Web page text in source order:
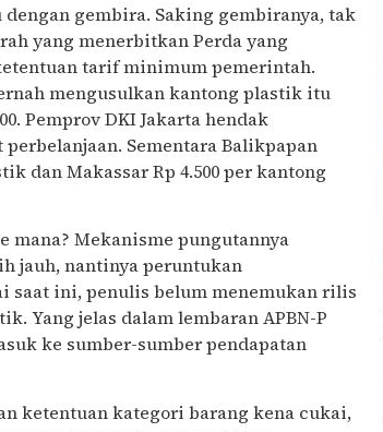
gembira. Saking gembiranya, tak
yang menerbitkan Perda yang
tarif minimum pemerintah.
mengusulkan kantong plastik itu
Pemprov DKI Jakarta hendak
Sementara Balikpapan
dan Makassar Rp 4.500 per kantong
Mekanisme pungutannya
jauh, nantinya peruntukan
saat ini, penulis belum menemukan rilis
Yang jelas dalam lembaran APBN-P
ke sumber-sumber pendapatan
ketentuan kategori barang kena cukai,